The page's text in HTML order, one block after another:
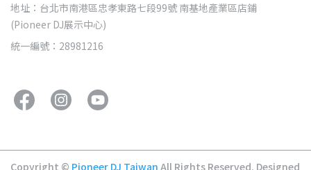
地址：台北市南港區忠孝東路七段99號 南基地產業區店鋪
(Pioneer DJ展示中心)
統一編號：28981216
Copyright © Pioneer DJ Taiwan All Rights Reserved. Designed